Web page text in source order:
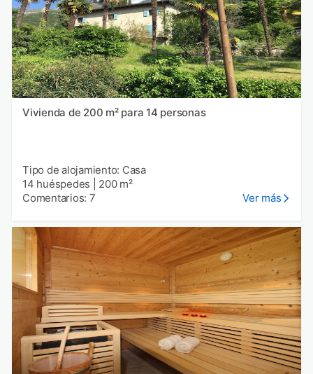
Vivienda de 200 m² para 14 personas
Tipo de alojamiento: Casa
14 huéspedes
200 m²
Comentarios: 7
Ver más